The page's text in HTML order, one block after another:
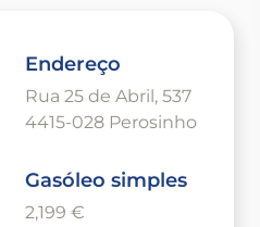
Endereço
Rua 25 de Abril, 537
4415-028 Perosinho
Gasóleo simples
2,199 €